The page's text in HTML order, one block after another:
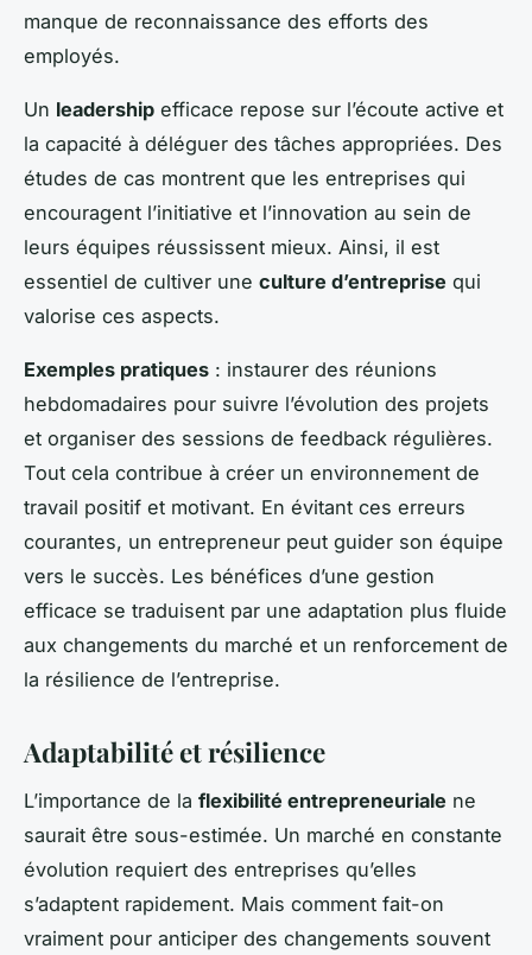
manque de reconnaissance des efforts des
employés.
Un leadership efficace repose sur l’écoute active et
la capacité à déléguer des tâches appropriées. Des
études de cas montrent que les entreprises qui
encouragent l’initiative et l’innovation au sein de
leurs équipes réussissent mieux. Ainsi, il est
essentiel de cultiver une culture d’entreprise qui
valorise ces aspects.
Exemples pratiques : instaurer des réunions
hebdomadaires pour suivre l’évolution des projets
et organiser des sessions de feedback régulières.
Tout cela contribue à créer un environnement de
travail positif et motivant. En évitant ces erreurs
courantes, un entrepreneur peut guider son équipe
vers le succès. Les bénéfices d’une gestion
efficace se traduisent par une adaptation plus fluide
aux changements du marché et un renforcement de
la résilience de l’entreprise.
Adaptabilité et résilience
L’importance de la flexibilité entrepreneuriale ne
saurait être sous-estimée. Un marché en constante
évolution requiert des entreprises qu’elles
s’adaptent rapidement. Mais comment fait-on
vraiment pour anticiper des changements souvent